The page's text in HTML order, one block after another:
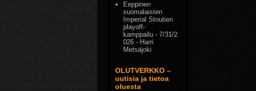
Eeppinen
suomalaisten
Imperial Stoutien
playoff-
kamppailu - 7/31/2
026 - Harri
Metsäjoki
OLUTVERKKO –
uutisia ja tietoa
oluesta